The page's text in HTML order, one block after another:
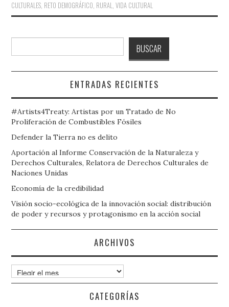
CULTURALES, RETO DEMOGRÁFICO, RURAL,VIDA CULTURAL
BUSCAR
ENTRADAS RECIENTES
#Artists4Treaty: Artistas por un Tratado de No
Proliferación de Combustibles Fósiles
Defender la Tierra no es delito
Aportación al Informe Conservación de la Naturaleza y
Derechos Culturales, Relatora de Derechos Culturales de
Naciones Unidas
Economía de la credibilidad
Visión socio-ecológica de la innovación social: distribución
de poder y recursos y protagonismo en la acción social
ARCHIVOS
Archivos
CATEGORÍAS